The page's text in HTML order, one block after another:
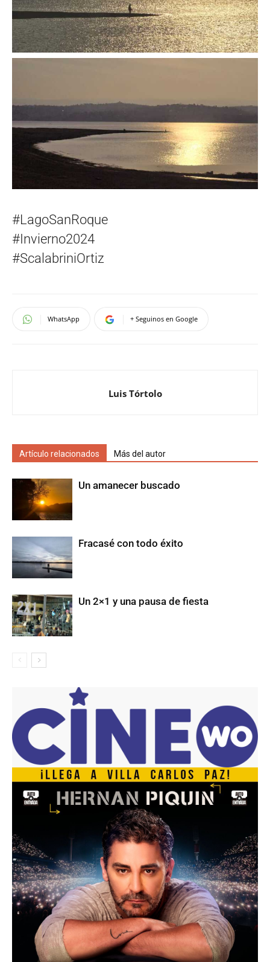
#LagoSanRoque
#Invierno2024
#ScalabriniOrtiz
WhatsApp + Seguinos en Google
Luis Tórtolo
Artículo relacionados Más del autor
Un amanecer buscado
Fracasé con todo éxito
Un 2×1 y una pausa de fiesta